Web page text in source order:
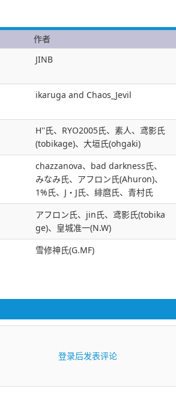
作者
JINB
ikaruga and Chaos_Jevil
H''氏、RYO2005氏、素人、鸢影氏
(tobikage)、大垣氏(ohgaki)
chazzanova、bad darkness氏、
みなみ氏、アフロン氏(Ahuron)、
1%氏、J・J氏、緋麿氏、青村氏
アフロン氏、jin氏、鸢影氏(tobika
ge)、皇城准一(N.W)
雪修神氏(G.MF)
登录后发表评论